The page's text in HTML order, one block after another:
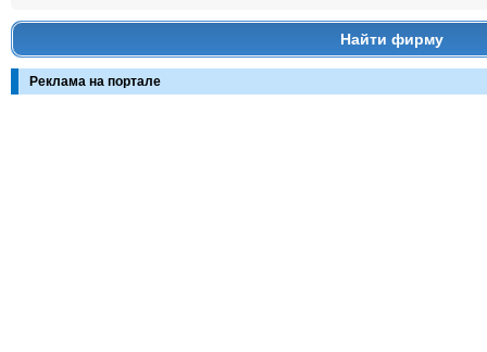
Найти фирму
Реклама на портале